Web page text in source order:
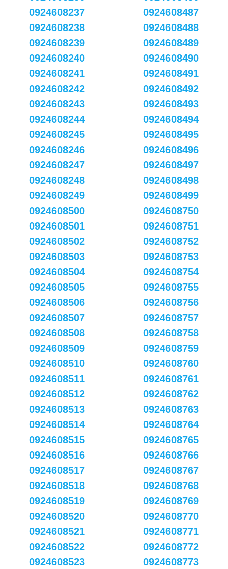
0924608237
0924608238
0924608239
0924608240
0924608241
0924608242
0924608243
0924608244
0924608245
0924608246
0924608247
0924608248
0924608249
0924608487
0924608488
0924608489
0924608490
0924608491
0924608492
0924608493
0924608494
0924608495
0924608496
0924608497
0924608498
0924608499
0924608500
0924608501
0924608502
0924608503
0924608504
0924608505
0924608506
0924608507
0924608508
0924608509
0924608510
0924608511
0924608512
0924608513
0924608514
0924608515
0924608516
0924608517
0924608518
0924608519
0924608520
0924608521
0924608522
0924608523
0924608750
0924608751
0924608752
0924608753
0924608754
0924608755
0924608756
0924608757
0924608758
0924608759
0924608760
0924608761
0924608762
0924608763
0924608764
0924608765
0924608766
0924608767
0924608768
0924608769
0924608770
0924608771
0924608772
0924608773